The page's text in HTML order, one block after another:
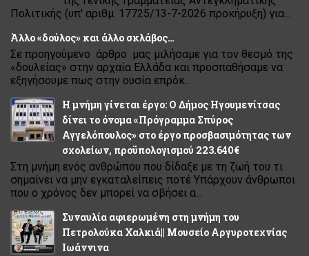
Πολιτικής (υπ' αριθμ. 17725/13-7-2026 προκήρυξη) για...
Άλλο «δούλος» και άλλο σκλάβος…
Σε προηγούμενο άρθρο μας μιλήσαμε για τον θεσμό της
«δουλείας» στην αρχαία Ελλάδα και προσπαθήσαμε να
εξηγήσουμε πως στην ουσία επρόκ...
Η μνήμη γίνεται έργο: Ο Δήμος Ηγουμενίτσας
δίνει το όνομα «Πρόγραμμα Σπύρος
Αγγελόπουλος» στο έργο προσβασιμότητας των
σχολείων, προϋπολογισμού 223.640€
Στη μνήμη ενός ανθρώπου που δίδαξε με τη ζωή του τι
σημαίνει να μην εγκαταλείπεις ποτέ Υπάρχουν άνθρωποι
που ο χρόνος δεν μπορεί να σβήσει α...
Συναυλία αφιερωμένη στη μνήμη του
Πετρολούκα Χαλκιά|| Μουσείο Αργυροτεχνίας
Ιωάννινα